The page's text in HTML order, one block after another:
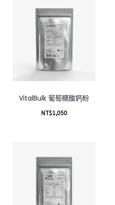
VitalBulk 葡萄糖酸鈣粉
NT$1,050